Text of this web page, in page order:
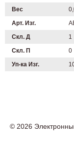
Вес
Арт. Изг.
Скл. Д
1
Скл. П
0
Уп-ка Изг.
© 2026